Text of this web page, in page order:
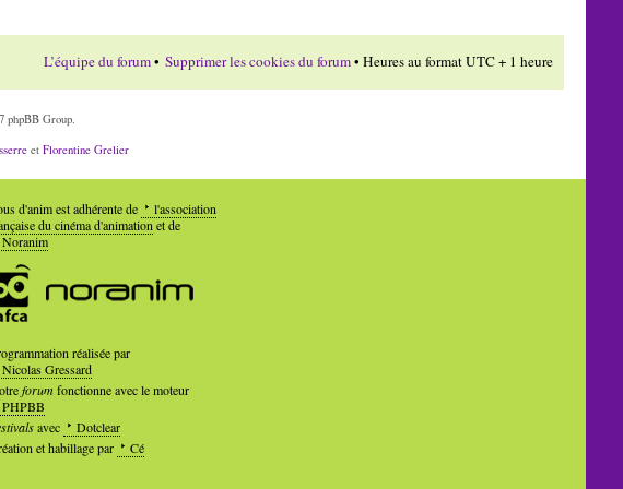
L’équipe du forum• Supprimer les cookies du forum• Heures au format UTC + 1 heure
phpBB Group.
etFlorentine Grelier
d'anim est adhérente de
l'association
du cinéma d'animationet de
Noranim
réalisée par
Nicolas Gressard
forumfonctionne avec le moteur
PHPBB
avec
Dotclear
et habillage par
Cé